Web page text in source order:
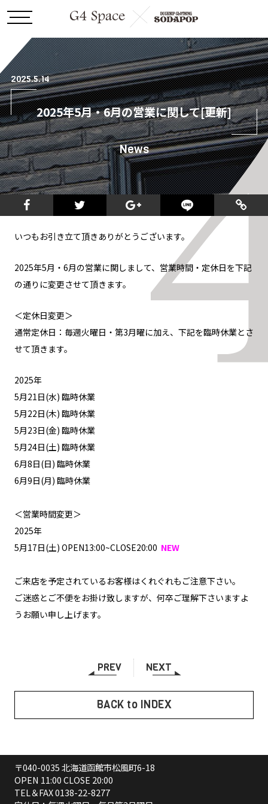
2025.5.14
2025年5月・6月の営業に関して[更新]
News
いつもお引き立て頂きありがとうございます。
2025年5月・6月の営業に関しまして、営業時間・定休日を下記
の通りに変更させて頂きます。
＜定休日変更＞
通常定休日：毎週火曜日・第3月曜に加え、下記を臨時休業とさ
せて頂きます。
2025年
5月21日(水) 臨時休業
5月22日(木) 臨時休業
5月23日(金) 臨時休業
5月24日(土) 臨時休業
6月8日(日) 臨時休業
6月9日(月) 臨時休業
＜営業時間変更＞
2025年
5月17日(土) OPEN13:00~CLOSE20:00 NEW
ご来店を予定されているお客様はくれぐれもご注意下さい。
ご迷惑とご不便をお掛け致しますが、何卒ご理解下さいますよ
うお願い申し上げます。
PREV NEXT
BACK to INDEX
〒040-0035 北海道函館市松風町6-18
OPEN 11:00 CLOSE 20:00
TEL＆FAX0138-22-8277